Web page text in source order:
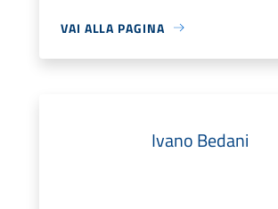
VAI ALLA PAGINA
Ivano Bedani